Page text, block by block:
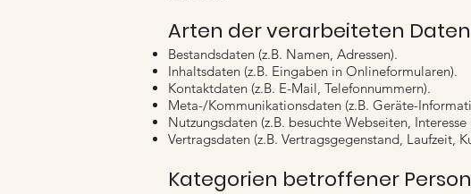
Arten der verarbeiteten Daten
Bestandsdaten (z.B. Namen, Adressen).
Inhaltsdaten (z.B. Eingaben in Onlineformularen).
Kontaktdaten (z.B. E-Mail, Telefonnummern).
Meta-/Kommunikationsdaten (z.B. Geräte-
Nutzungsdaten (z.B. besuchte Webseiten,
Vertragsdaten (z.B. Vertragsgegenstand, Laufzeit,
Kategorien betroffener